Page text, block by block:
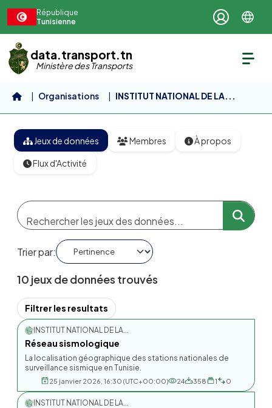
République
Tunisienne
data.transport.tn
Ministère des Transports
Organisations INSTITUT NATIONAL DE LA...
Jeux de données Membres À propos
Flux d'Activité
Trier par
10 jeux de données trouvés
Filtrer les resultats
INSTITUT NATIONAL DE LA...
Réseau sismologique
La localisation géographique des stations nationales de
surveillance sismique en Tunisie.
25 janvier 2026, 16:30 (UTC+00:00) 24 358 1 0
INSTITUT NATIONAL DE LA...